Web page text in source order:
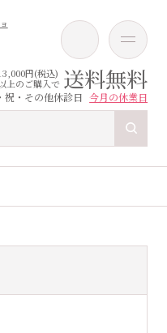
円(税込)
上のご購入で 送料無料
祝・その他休診日 今月の休業日